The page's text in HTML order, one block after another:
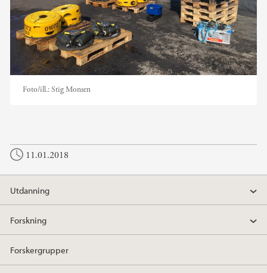
Foto/ill.:Stig Monsen
11.01.2018
Utdanning
Forskning
Forskergrupper